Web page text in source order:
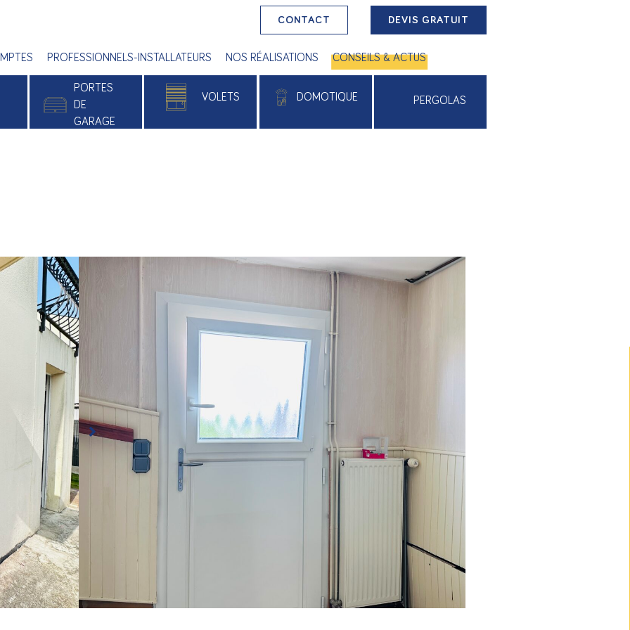
CONTACT DEVIS GRATUIT
PROFESSIONNELS-INSTALLATEURS NOS RÉALISATIONS CONSEILS & ACTUS
PORTES
DE
GARAGE
VOLETS DOMOTIQUE PERGOLAS
Conception, fabrication et pose d’une porte d’entrée PVC
plaxé chêne doré avec un ouvrant dans l’ouvrant, une petite
fenêtre dans la porte d’entrée !
Coloris : Chêne doré extérieur, blanc intérieur